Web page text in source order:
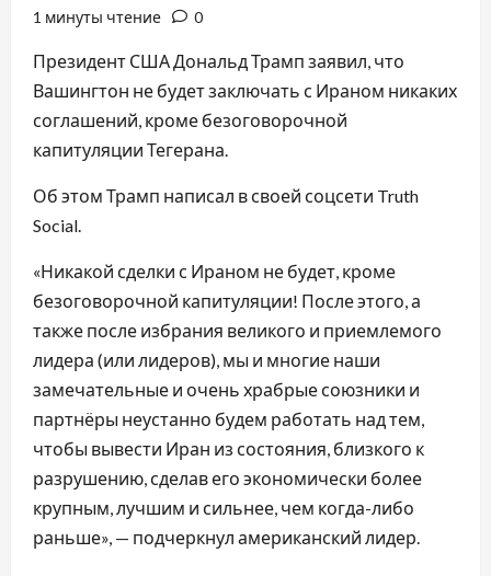
1 минуты чтение
0
Президент США Дональд Трамп заявил, что
Вашингтон не будет заключать с Ираном никаких
соглашений, кроме безоговорочной
капитуляции Тегерана.
Об этом Трамп написал в своей соцсети Truth
Social.
«Никакой сделки с Ираном не будет, кроме
безоговорочной капитуляции! После этого, а
также после избрания великого и приемлемого
лидера (или лидеров), мы и многие наши
замечательные и очень храбрые союзники и
партнёры неустанно будем работать над тем,
чтобы вывести Иран из состояния, близкого к
разрушению, сделав его экономически более
крупным, лучшим и сильнее, чем когда-либо
раньше», — подчеркнул американский лидер.